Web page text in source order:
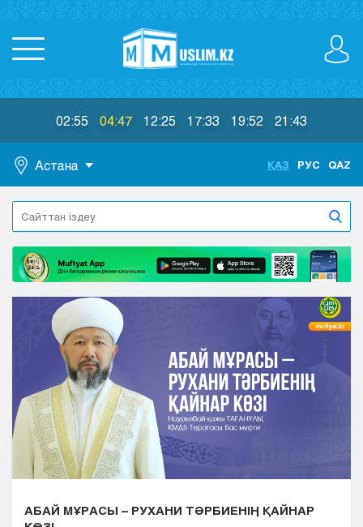
02:55 04:47 12:25 17:33 19:52 21:43
Астана
Астана
Алматы
Актобе
Атырау
Жезказган
Караганда
Кокшетау
Костанай
Кызылорда
Павлодар
Петропавловск
Семей
Талдыкорган
Тараз
Уральск
ҚАЗ РУС QAZ
АБАЙ МҰРАСЫ – РУХАНИ ТӘРБИЕНІҢ ҚАЙНАР